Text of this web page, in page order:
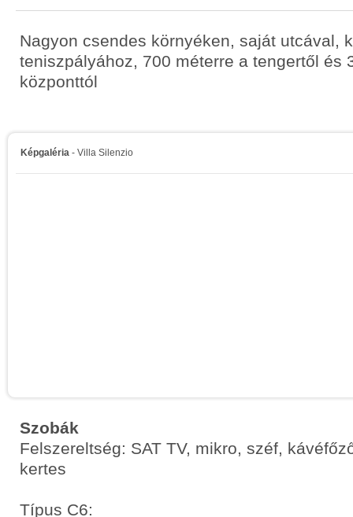
Nagyon csendes környéken, saját utcával,
teniszpályához, 700 méterre a tengertől és
központtól
Képgaléria - Villa Silenzio
Szobák
Felszereltség: SAT TV, mikro, széf,
kertes
Típus C6: